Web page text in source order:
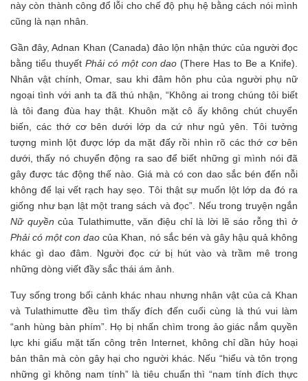
này còn thành công đổ lỗi cho chế độ phụ hệ bằng cách nói mình
cũng là nạn nhân.
Gần đây, Adnan Khan (Canada) đảo lộn nhận thức của người đọc
bằng tiểu thuyết Phải có một con dao (There Has to Be a Knife).
Nhân vật chính, Omar, sau khi đâm hôn phu của người phụ nữ
ngoại tình với anh ta đã thú nhận, “Không ai trong chúng tôi biết
là tôi đang đùa hay thật. Khuôn mặt cô ấy không chút chuyển
biến, các thớ cơ bên dưới lớp da cứ như ngủ yên. Tôi tưởng
tượng mình lột được lớp da mặt đấy rồi nhìn rõ các thớ cơ bên
dưới, thấy nó chuyển động ra sao để biết những gì mình nói đã
gây được tác động thế nào. Giá mà có con dao sắc bén đến nỗi
không để lại vết rạch hay sẹo. Tôi thật sự muốn lột lớp da đó ra
giống như bạn lật một trang sách và đọc”. Nếu trong truyện ngắn
Nữ quyền của Tulathimutte, văn điệu chỉ là lời lẽ sáo rỗng thì ở
Phải có một con dao của Khan, nó sắc bén và gây hậu quả không
khác gì dao đâm. Người đọc cứ bị hút vào và trầm mê trong
những dòng viết đầy sắc thái ám ảnh.
Tuy sống trong bối cảnh khác nhau nhưng nhân vật của cả Khan
và Tulathimutte đều tìm thấy đích đến cuối cùng là thú vui làm
“anh hùng bàn phím”. Họ bị nhấn chìm trong ảo giác nắm quyền
lực khi giấu mặt tấn công trên Internet, không chỉ dần hủy hoại
bản thân mà còn gây hại cho người khác. Nếu “hiểu và tôn trọng
những gì không nam tính” là tiêu chuẩn thì “nam tính đích thực